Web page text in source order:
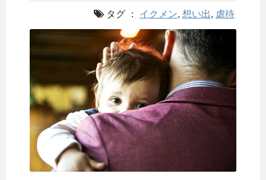
タグ ： イクメン, 想い出, 虐待